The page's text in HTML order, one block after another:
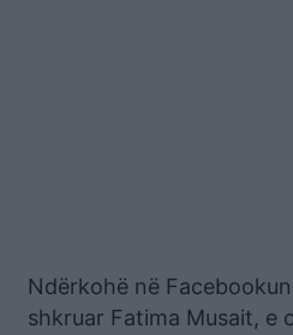
Ndërkohë në
shkruar Fatima Musait, e